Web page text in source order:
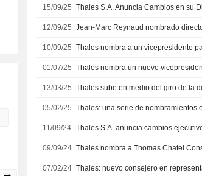
15/09/25 Thales S.A. Anuncia Cambios en su
12/09/25
10/09/25 Thales nombra a un vicepresidente
01/07/25 Thales nombra un nuevo
13/03/25 Thales sube en medio del giro de la
05/02/25 Thales: una serie de nombramientos
11/09/24
09/09/24
07/02/24 Thales: nuevo consejero en